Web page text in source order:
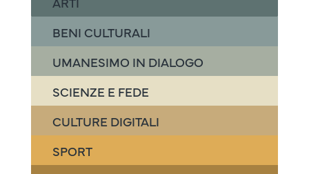
BENI CULTURALI
UMANESIMO IN DIALOGO
SCIENZE E FEDE
CULTURE DIGITALI
SPORT